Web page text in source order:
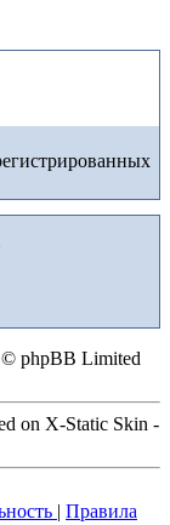
phpBB Limited
on X-Static Skin -
| Правила